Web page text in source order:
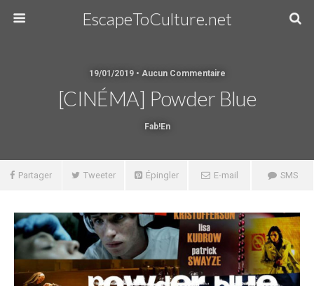
EscapeToCulture.net
19/01/2019 • Aucun Commentaire
[CINÉMA] Powder Blue
Fab!en
Partager Tweeter Épingler E-mail SMS